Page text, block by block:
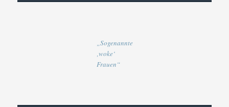
„Sogenannte
‚woke‘
Frauen“